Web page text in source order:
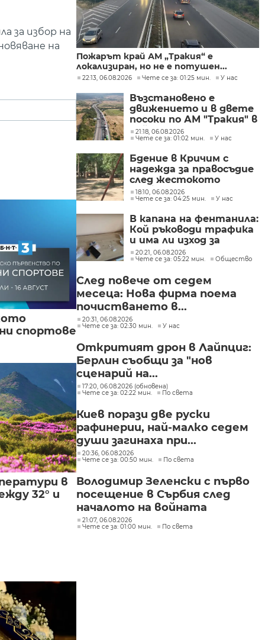
за избор на
на
спортове
в
32° и
Пожарът край АМ „Тракия“ е
локализиран, но не е потушен...
22:13, 06.08.2026 Чете се за: 01:25 мин. У нас
Възстановено е
движението и в двете
посоки по АМ "Тракия" в
района на 69-тия
километър
21:18, 06.08.2026
Чете се за: 01:02 мин.
У нас
Бдение в Кричим с
надежда за правосъдие
след жестокото
убийство на млад мъж
в Пловдив от
18:10, 06.08.2026
Чете се за: 04:25 мин.
У нас
В капана на фентанила:
Кой ръководи трафика
и има ли изход за
пристрастените?
20:21, 06.08.2026
Чете се за: 05:22 мин.
Общество
След повече от седем
месеца: Нова фирма поема
почистването в...
20:31, 06.08.2026
Чете се за: 02:30 мин.
У нас
Откритият дрон в Лайпциг:
Берлин съобщи за "нов
сценарий на...
17:20, 06.08.2026 (обновена)
Чете се за: 02:22 мин.
По света
Киев порази две руски
рафинерии, най-малко седем
души загинаха при...
20:36, 06.08.2026
Чете се за: 00:50 мин.
По света
Володимир Зеленски с първо
посещение в Сърбия след
началото на войната
21:07, 06.08.2026
Чете се за: 01:00 мин.
По света